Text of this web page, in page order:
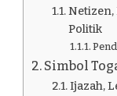
Netizen,
Politik
Simbol
Ijazah,